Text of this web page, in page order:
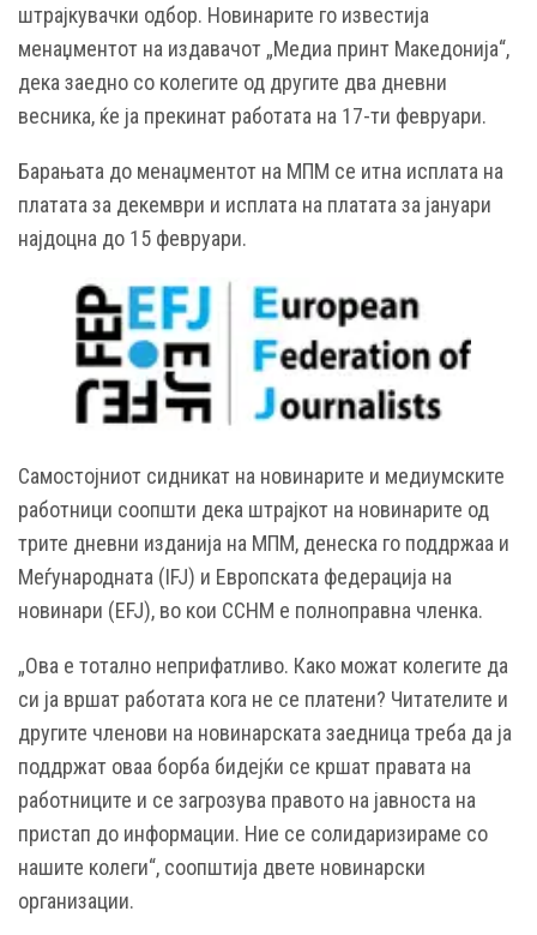
штрајкувачки одбор. Новинарите го известија
менаџментот на издавачот „Медиа принт Македонија“,
дека заедно со колегите од другите два дневни
весника, ќе ја прекинат работата на 17-ти февруари.
Барањата до менаџментот на МПМ се итна исплата на
платата за декември и исплата на платата за јануари
најдоцна до 15 февруари.
Самостојниот сидникат на новинарите и медиумските
работници соопшти дека штрајкот на новинарите од
трите дневни изданија на МПМ, денеска го поддржаа и
Меѓународната (IFJ) и Европската федерација на
новинари (EFJ), во кои ССНМ е полноправна членка.
„Ова е тотално неприфатливо. Како можат колегите да
си ја вршат работата кога не се платени? Читателите и
другите членови на новинарската заедница треба да ја
поддржат оваа борба бидејќи се кршат правата на
работниците и се загрозува правото на јавноста на
пристап до информации. Ние се солидаризираме со
нашите колеги“, соопштиja двете новинарски
организации.